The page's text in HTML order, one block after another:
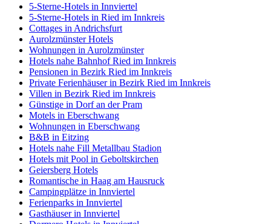
5-Sterne-Hotels in Innviertel
5-Sterne-Hotels in Ried im Innkreis
Cottages in Andrichsfurt
Aurolzmünster Hotels
Wohnungen in Aurolzmünster
Hotels nahe Bahnhof Ried im Innkreis
Pensionen in Bezirk Ried im Innkreis
Private Ferienhäuser in Bezirk Ried im Innkreis
Villen in Bezirk Ried im Innkreis
Günstige in Dorf an der Pram
Motels in Eberschwang
Wohnungen in Eberschwang
B&B in Eitzing
Hotels nahe Fill Metallbau Stadion
Hotels mit Pool in Geboltskirchen
Geiersberg Hotels
Romantische in Haag am Hausruck
Campingplätze in Innviertel
Ferienparks in Innviertel
Gasthäuser in Innviertel